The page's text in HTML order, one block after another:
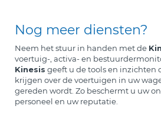
Nog meer diensten?
Neem het stuur in handen met de
voertuig-, activa- en
Kinesis geeft u de tools en inzichten
krijgen over de voertuigen in uw
gereden wordt. Zo beschermt u uw
personeel en uw reputatie.